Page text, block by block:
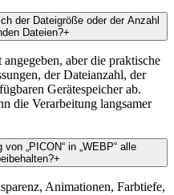
der Dateigröße oder der Anzahl
Dateien?+
aber die praktische
der Dateianzahl, der
Gerätespeicher ab.
die Verarbeitung langsamer
„PICON“ in „WEBP“ alle
+
Animationen, Farbtiefe,